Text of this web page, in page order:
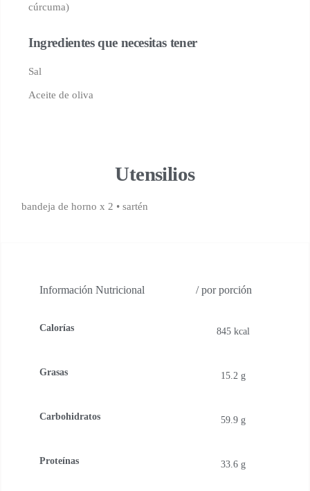
cúrcuma)
Ingredientes que necesitas tener
Sal
Aceite de oliva
Utensilios
bandeja de horno x 2 • sartén
Información Nutricional / por porción
Calorías 845 kcal
Grasas 15.2 g
Carbohidratos 59.9 g
Proteínas 33.6 g